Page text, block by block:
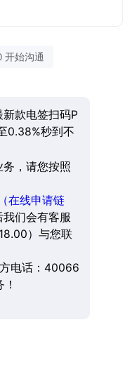
开始沟通
款电签扫码P
0.38%秒到不
，请您按照
在线申请链
们会有客服
）与您联
电话：40066